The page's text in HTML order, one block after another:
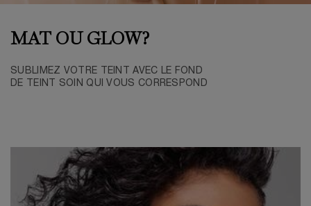
MAT OU GLOW?
SUBLIMEZ VOTRE TEINT AVEC LE FOND
DE TEINT SOIN QUI VOUS CORRESPOND